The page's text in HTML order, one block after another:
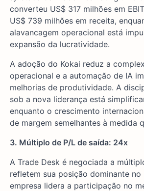
converteu US$ 317 milhões em
US$ 739 milhões em receita,
alavancagem operacional está
expansão da lucratividade.
A adoção do Kokai reduz a
operacional e a automação de IA
melhorias de produtividade. A
sob a nova liderança está
enquanto o crescimento
de margem semelhantes à medida
3. Múltiplo de P/L de saída: 24x
A Trade Desk é negociada a
refletem sua posição dominante no
empresa lidera a participação no